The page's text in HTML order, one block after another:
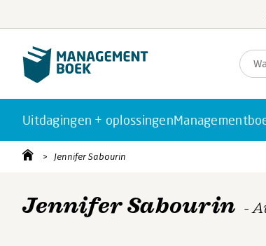
Uitdagingen + oplossingen
Jennifer Sabourin
Jennifer Sabourin -